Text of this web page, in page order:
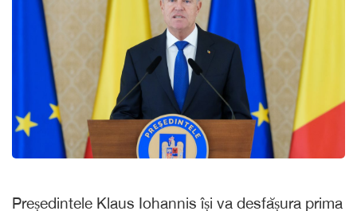
Președintele Klaus Iohannis își va desfășura prima